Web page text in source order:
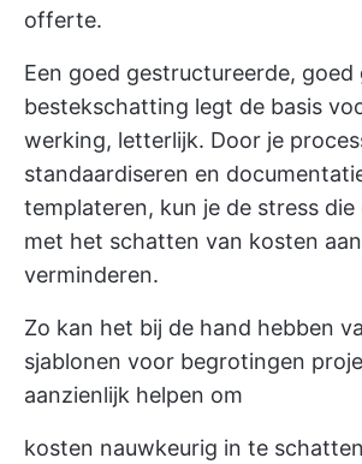
offerte.
Een goed gestructureerde, goed
bestekschatting legt de basis
werking, letterlijk. Door je
standaardiseren en
templateren, kun je de stress die
met het schatten van kosten
verminderen.
Zo kan het bij de hand hebben
sjablonen voor begrotingen
aanzienlijk helpen om
kosten nauwkeurig in te schatten